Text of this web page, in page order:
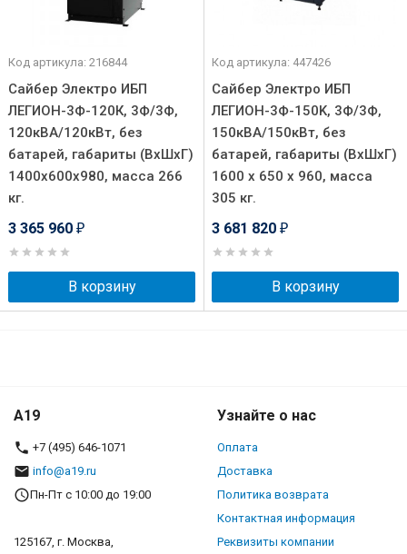
Код артикула: 216844
Сайбер Электро ИБП
ЛЕГИОН-3Ф-120К, 3Ф/3Ф,
120кВА/120кВт, без
батарей, габариты (ВхШхГ)
1400х600х980, масса 266
кг.
3 365 960 ₽
В корзину
Код артикула: 447426
Сайбер Электро ИБП
ЛЕГИОН-3Ф-150K, 3Ф/3Ф,
150кВА/150кВт, без
батарей, габариты (ВхШхГ)
1600 х 650 х 960, масса
305 кг.
3 681 820 ₽
В корзину
A19
+7 (495) 646-1071
info@a19.ru
Пн-Пт с 10:00 до 19:00
125167, г. Москва,
Узнайте о нас
Оплата
Доставка
Политика возврата
Контактная информация
Реквизиты компании